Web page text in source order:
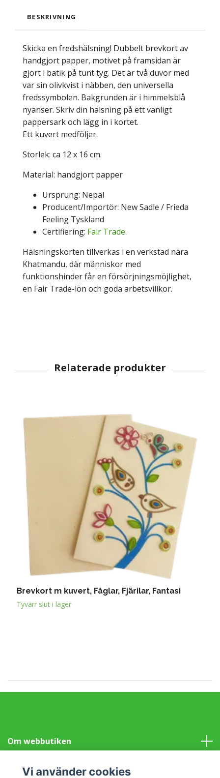
BESKRIVNING
Skicka en fredshälsning! Dubbelt brevkort av
handgjort papper, motivet på framsidan är
gjort i batik på tunt tyg. Det är två duvor med
var sin olivkvist i näbben, den universella
fredssymbolen. Bakgrunden är i himmelsblå
nyanser. Skriv din hälsning på ett vanligt
pappersark och lägg in i kortet.
Ett kuvert medföljer.
Storlek: ca 12 x 16 cm.
Material: handgjort papper
Ursprung: Nepal
Producent/Importör: New Sadle / Frieda
Feeling Tyskland
Certifiering: Fair Trade.
Hälsningskorten tillverkas i en verkstad nära
Khatmandu, där människor med
funktionshinder får en försörjningsmöjlighet,
en Fair Trade-lön och goda arbetsvillkor.
Brevkort m kuvert, Fåglar, Fjärilar, Fantasi
Tyvärr slut i lager
Om webbutiken
Information
Vi använder cookies